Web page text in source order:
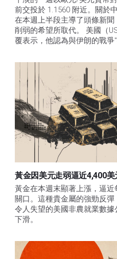
前交投於 1.1560 附近。關於
在本週上半段主導了頭條新
削弱的希望所取代。 美國（
覆表示，他認為與伊朗的戰爭"
黃金因美元走弱逼近4,400美
黃金在本週末顯著上漲，逼
關口。這種貴金屬的強勁反
令人失望的美國非農就業數
下滑。